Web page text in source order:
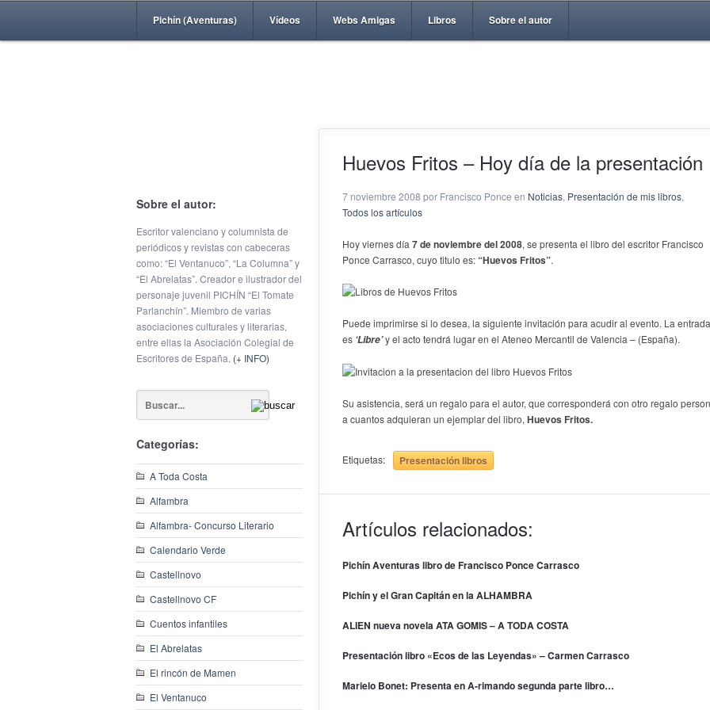
Pichín (Aventuras) Vídeos Webs Amigas Libros Sobre el autor
Sobre el autor:
Escritor valenciano y columnista de
periódicos y revistas con cabeceras
como: “El Ventanuco”, “La Columna” y
“El Abrelatas”. Creador e ilustrador del
personaje juvenil PICHÍN “El Tomate
Parlanchín”. Miembro de varias
asociaciones culturales y literarias,
entre ellas la Asociación Colegial de
Escritores de España. (+ INFO)
Categorías:
A Toda Costa
Alfambra
Alfambra- Concurso Literario
Calendario Verde
Castellnovo
Castellnovo CF
Cuentos infantiles
El Abrelatas
El rincón de Mamen
El Ventanuco
Huevos Fritos – Hoy día de la presentación
7 noviembre 2008 por Francisco Ponce en Noticias, Presentación de mis libros,
Todos los artículos
Hoy viernes día 7 de noviembre del 2008, se presenta el libro del escritor Francisco
Ponce Carrasco, cuyo titulo es:“Huevos Fritos”.
Puede imprimirse si lo desea, la siguiente invitación para acudir al evento. La entrada
es ‘Libre’y el acto tendrá lugar en el Ateneo Mercantil de Valencia – (España).
Su asistencia, será un regalo para el autor, que corresponderá con otro regalo
a cuantos adquieran un ejemplar del libro, Huevos Fritos.
Etiquetas: Presentación libros
Artículos relacionados:
Pichín Aventuras libro de Francisco Ponce Carrasco
Pichín y el Gran Capitán en la ALHAMBRA
ALIEN nueva novela ATA GOMIS – A TODA COSTA
Presentación libro «Ecos de las Leyendas» – Carmen Carrasco
Marielo Bonet: Presenta en A-rimando segunda parte libro…